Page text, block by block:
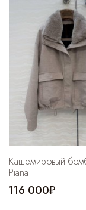
Кашемировый
Piana
116 000₽